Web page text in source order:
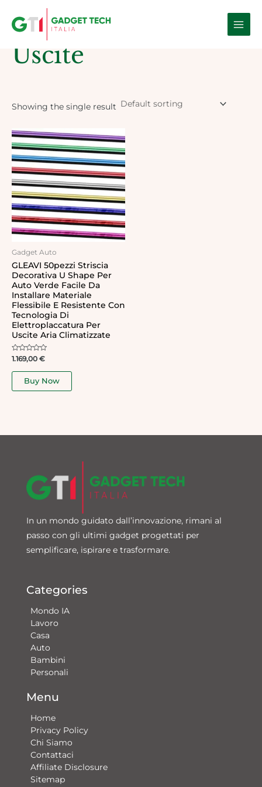
Main
Home / Products tagged “Uscite”
Uscite
Showing the single result
Gadget Auto
GLEAVI 50pezzi Striscia
Decorativa U Shape Per
Auto Verde Facile Da
Installare Materiale
Flessibile E Resistente Con
Tecnologia Di
Elettroplaccatura Per
Uscite Aria Climatizzate
Rated
out
1.169,00 €
Buy Now
In un mondo guidato dall’innovazione, rimani al
passo con gli ultimi gadget progettati per
semplificare, ispirare e trasformare.
Categories
Mondo IA
Lavoro
Casa
Auto
Bambini
Personali
Menu
Home
Privacy Policy
Chi Siamo
Contattaci​
Affiliate Disclosure
Sitemap